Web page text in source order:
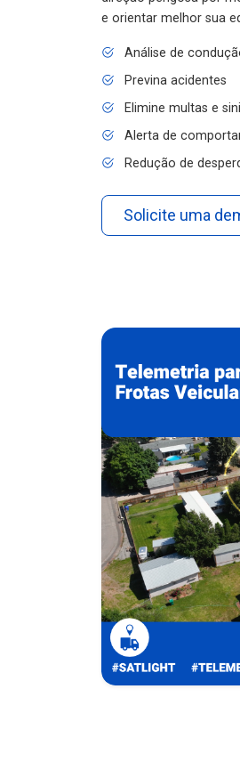
e orientar melhor sua
Análise de
Previna acidentes
Elimine multas e
Alerta de
Redução de
Solicite uma